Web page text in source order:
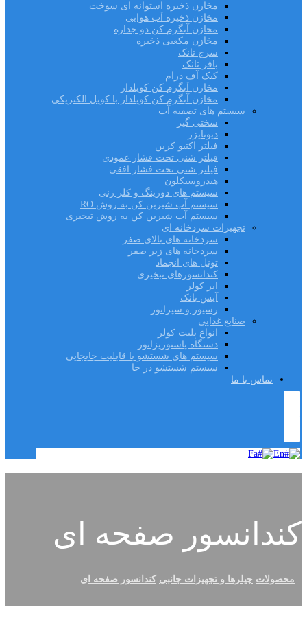
مخازن ذخیره استوانه ای سوخت
مخازن ذخیره آب هوایی
مخازن آبگرم کن دو جداره
مخازن مکعبی ذخیره
سرج تانک
بافر تانک
کیک آف درام
مخازن آبگرم کن کویلدار
مخازن آبگرم کن کویلدار با کویل الکتریکی
سیستم های تصفیه آب
سختی گیر
دیونایزر
فیلتر اکتیو کربن
فیلتر شنی تحت فشار عمودی
فیلتر شنی تحت فشار افقی
هیدروسیکلون
سیستم های دوزینگ و کلر زنی
سیستم آب شیرین کن به روش RO
سیستم آب شیرین کن به روش تبخیری
تجهیزات سردخانه ای
سردخانه های بالای صفر
سردخانه های زیر صفر
تونل های انجماد
کندانسورهای تبخیری
ایر کولر
آیس بانک
رسیور و سپراتور
صنایع غذایی
انواع پلیت کولر
دستگاه پاستوریزاتور
سیستم های شستشو با قابلیت جابجایی
سیستم شستشو در جا
تماس با ما
Fa En
کندانسور صفحه ای
محصولات چیلرها و تجهیزات جانبی کندانسور صفحه ای